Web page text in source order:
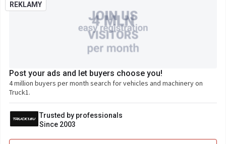
REKLAMY
Post your ads and let buyers choose you!
4 million buyers per month search for vehicles and machinery on
Truck1.
Trusted by professionals
Since 2003